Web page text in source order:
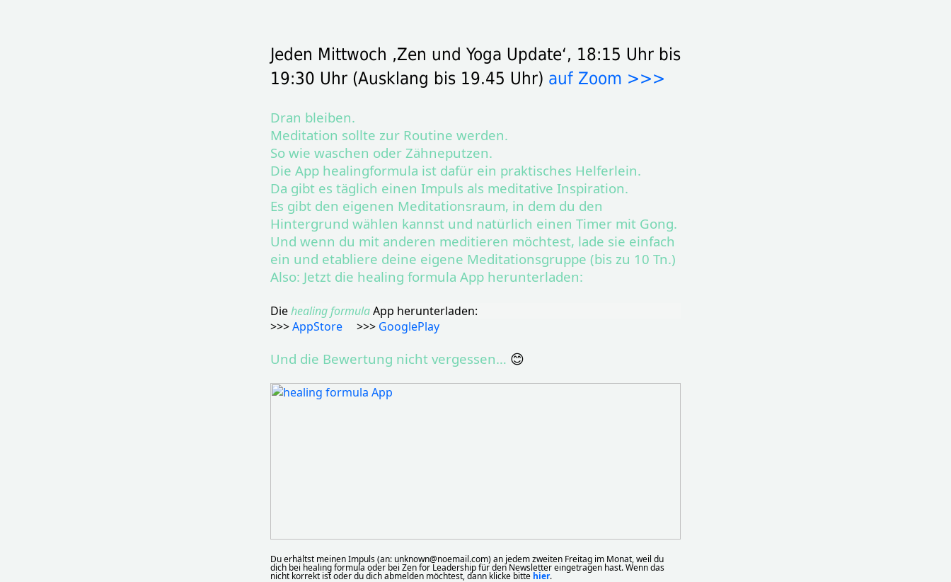
Jeden Mittwoch ‚Zen und Yoga Update‘, 18:15 Uhr bis
19:30 Uhr (Ausklang bis 19.45 Uhr) auf Zoom >>>
Dran bleiben.
Meditation sollte zur Routine werden.
So wie waschen oder Zähneputzen.
Die App healingformula ist dafür ein praktisches Helferlein.
Da gibt es täglich einen Impuls als meditative Inspiration.
Es gibt den eigenen Meditationsraum, in dem du den
Hintergrund wählen kannst und natürlich einen Timer mit Gong.
Und wenn du mit anderen meditieren möchtest, lade sie einfach
ein und etabliere deine eigene Meditationsgruppe (bis zu 10 Tn.)
Also: Jetzt die healing formula App herunterladen:
Diehealing formulaApp herunterladen:
>>>AppStore >>> GooglePlay
Und die Bewertung nicht vergessen… 😊
Du erhältst meinen Impuls (an: unknown@noemail.com) an jedem zweiten Freitag im Monat, weil du
dich bei healing formula oder bei Zen for Leadership für den Newsletter eingetragen hast. Wenn das
nicht korrekt ist oder du dich abmelden möchtest, dann klicke bitte hier.